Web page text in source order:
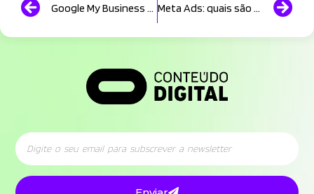
Google My Business – Porque é importante para o seu negócio? Meta Ads: quais são as vantagens e como funciona?